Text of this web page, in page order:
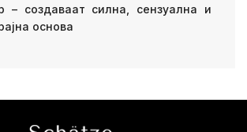
– создаваат силна, сензуална и
основа